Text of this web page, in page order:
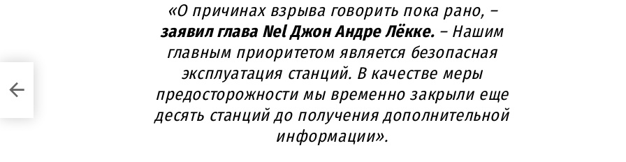
«О причинах взрыва говорить пока рано, –
заявил глава Nel Джон Андре Лёкке.– Нашим
главным приоритетом является безопасная
эксплуатация станций. В качестве меры
предосторожности мы временно закрыли еще
десять станций до получения дополнительной
информации».